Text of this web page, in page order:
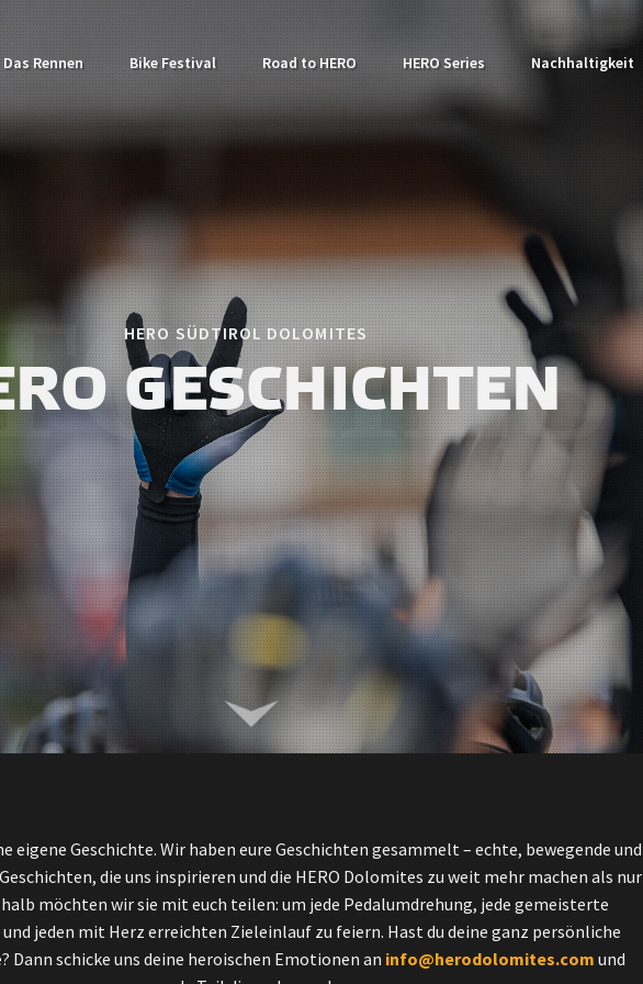
Das Rennen Bike Festival Road to HERO HERO Series Nachhaltigkeit
HERO SÜDTIROL DOLOMITES
GESCHICHTEN
eigene Geschichte. Wir haben eure Geschichten gesammelt – echte, bewegende und
die uns inspirieren und die HERO Dolomites zu weit mehr machen als nur
möchten wir sie mit euch teilen: um jede Pedalumdrehung, jede gemeisterte
jeden mit Herz erreichten Zieleinlauf zu feiern. Hast du deine ganz persönliche
Dann schicke uns deine heroischen Emotionen an info@herodolomites.com und